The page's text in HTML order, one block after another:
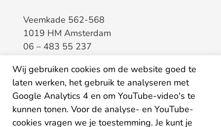
Veemkade 562-568
1019 HM Amsterdam
06 – 483 55 237
BTW8133.20.343.B.01
KvK34207150
IBANNL26ABNA0507435125
Wij gebruiken cookies om de website goed te
laten werken, het gebruik te analyseren met
Google Analytics 4 en om YouTube-video's te
kunnen tonen. Voor de analyse- en YouTube-
cookies vragen we je toestemming. Je kunt je